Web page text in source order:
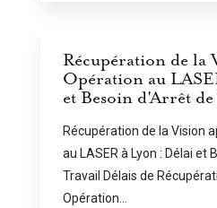
Récupération de la
Opération au
et Besoin d'Arrêt
Récupération de la Vision
au LASER à Lyon : Délai et
Travail Délais de
Opération...